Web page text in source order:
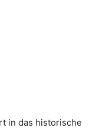
in das historische